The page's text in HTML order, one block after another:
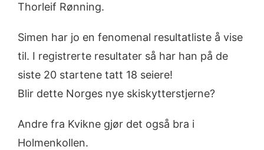
Thorleif Rønning.
Simen har jo en fenomenal resultatliste å vise
til. I registrerte resultater så har han på de
siste 20 startene tatt 18 seiere!
Blir dette Norges nye skiskytterstjerne?
Andre fra Kvikne gjør det også bra i
Holmenkollen.